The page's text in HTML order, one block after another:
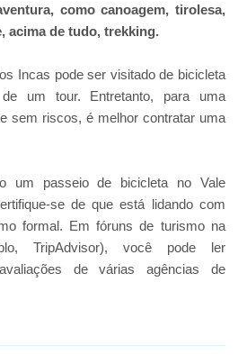
como canoagem, tirolesa,
acima de tudo, trekking.
Incas pode ser visitado de bicicleta
um tour. Entretanto, para uma
sem riscos, é melhor contratar uma
um passeio de bicicleta no Vale
se de que está lidando com
formal. Em fóruns de turismo na
TripAdvisor), você pode ler
de várias agências de